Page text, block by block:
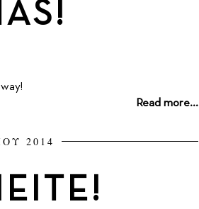
Read more...
2014